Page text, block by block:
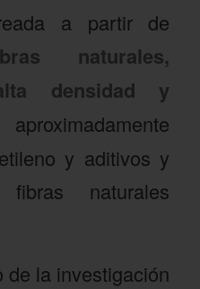
a partir de
naturales,
densidad y
y aditivos y
naturales
de la investigación